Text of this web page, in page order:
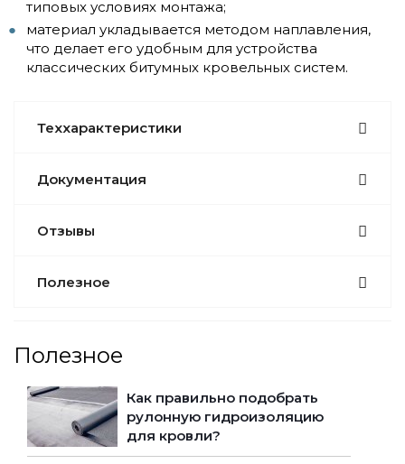
типовых условиях монтажа;
материал укладывается методом наплавления,
что делает его удобным для устройства
классических битумных кровельных систем.
Теххарактеристики
Документация
Отзывы
Полезное
Полезное
Как правильно подобрать
рулонную гидроизоляцию
для кровли?